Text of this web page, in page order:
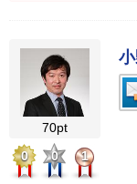
70pt
0
0 1